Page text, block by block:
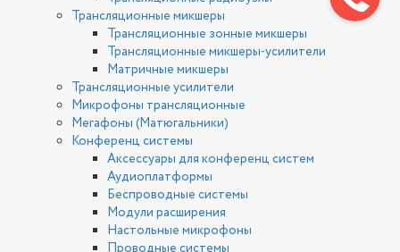
Трансляционные микшеры
Трансляционные зонные микшеры
Трансляционные микшеры-усилители
Матричные микшеры
Трансляционные усилители
Микрофоны трансляционные
Мегафоны (Матюгальники)
Конференц системы
Аксессуары для конференц систем
Аудиоплатформы
Беспроводные системы
Модули расширения
Настольные микрофоны
Проводные системы